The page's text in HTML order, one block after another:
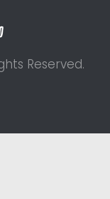
Reserved.